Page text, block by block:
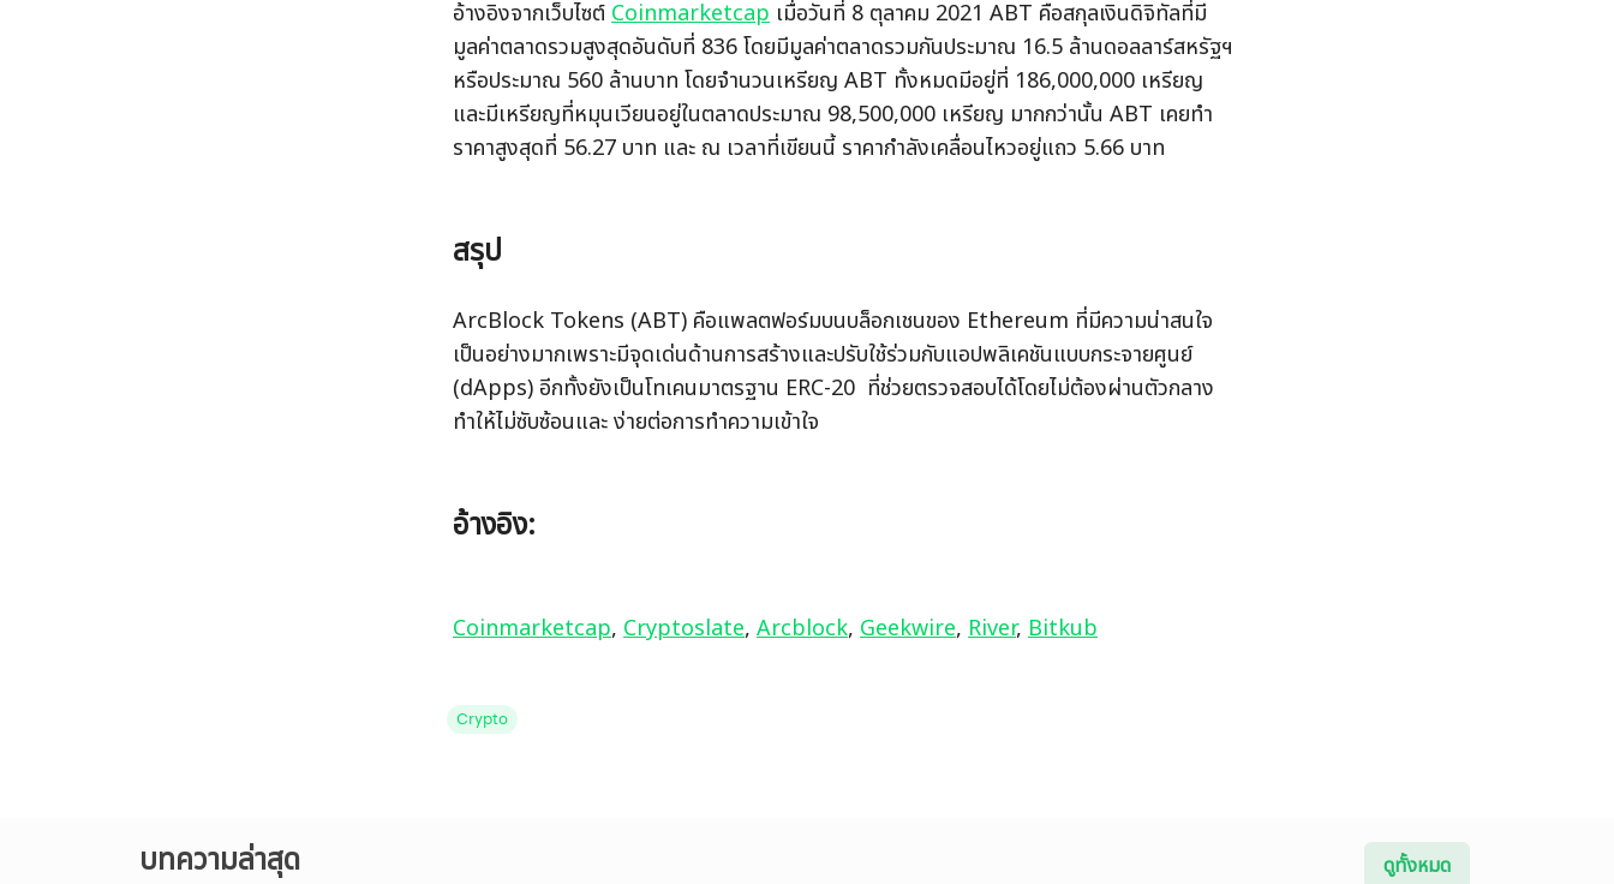
อ้างอิงจากเว็บไซต์ Coinmarketcap เมื่อวันที่ 8 ตุลาคม 2021 ABT คือสกุลเงินดิจิทัลที่มี
มูลค่าตลาดรวมสูงสุดอันดับที่ 836 โดยมีมูลค่าตลาดรวมกันประมาณ 16.5 ล้านดอลลาร์สหรัฐฯ
หรือประมาณ 560 ล้านบาท โดยจำนวนเหรียญ ABT ทั้งหมดมีอยู่ที่ 186,000,000 เหรียญ
และมีเหรียญที่หมุนเวียนอยู่ในตลาดประมาณ 98,500,000 เหรียญ มากกว่านั้น ABT เคยทำ
ราคาสูงสุดที่ 56.27 บาท และ ณ เวลาที่เขียนนี้ ราคากำลังเคลื่อนไหวอยู่แถว 5.66 บาท
สรุป
ArcBlock Tokens (ABT) คือแพลตฟอร์มบนบล็อกเชนของ Ethereum ที่มีความน่าสนใจ
เป็นอย่างมากเพราะมีจุดเด่นด้านการสร้างและปรับใช้ร่วมกับแอปพลิเคชันแบบกระจายศูนย์
(dApps) อีกทั้งยังเป็นโทเคนมาตรฐาน ERC-20  ที่ช่วยตรวจสอบได้โดยไม่ต้องผ่านตัวกลาง
ทำให้ไม่ซับซ้อนและ ง่ายต่อการทำความเข้าใจ
อ้างอิง:
Coinmarketcap, Cryptoslate, Arcblock, Geekwire, River, Bitkub
Crypto
บทความล่าสุด ดูทั้งหมด